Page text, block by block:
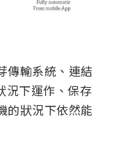
傳輸系統、連結
況下運作、保存
的狀況下依然能